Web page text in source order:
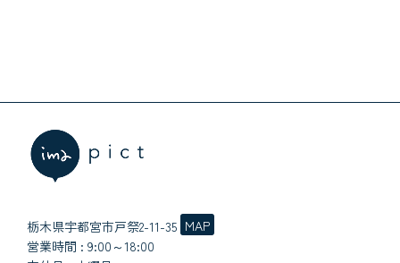
栃木県宇都宮市戸祭2-11-35 MAP
営業時間 : 9:00～18:00